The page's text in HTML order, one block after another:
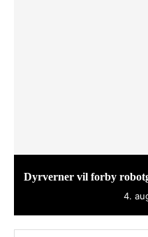
Dyrverner vil forby
4.